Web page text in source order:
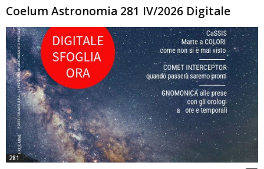
Coelum Astronomia 281 IV/2026 Digitale
281